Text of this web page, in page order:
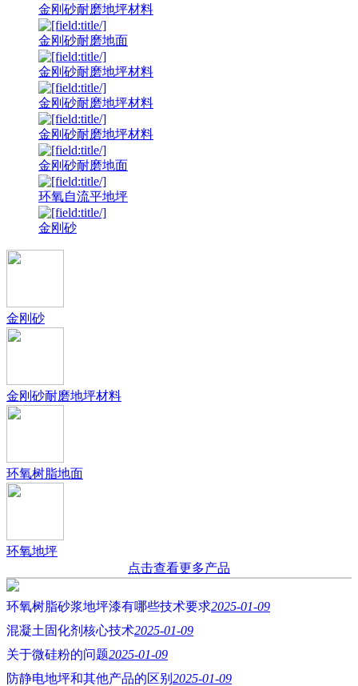
金刚砂耐磨地坪材料
金刚砂耐磨地面
金刚砂耐磨地坪材料
金刚砂耐磨地坪材料
金刚砂耐磨地坪材料
金刚砂耐磨地面
环氧自流平地坪
金刚砂
金刚砂
金刚砂耐磨地坪材料
环氧树脂地面
环氧地坪
点击查看更多产品
环氧树脂砂浆地坪漆有哪些技术要求2025-01-09
混凝土固化剂核心技术2025-01-09
关于微硅粉的问题2025-01-09
防静电地坪和其他产品的区别 2025-01-09